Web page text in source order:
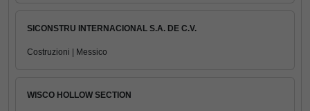
SICONSTRU INTERNACIONAL S.A. DE C.V.
Costruzioni | Messico
WISCO HOLLOW SECTION